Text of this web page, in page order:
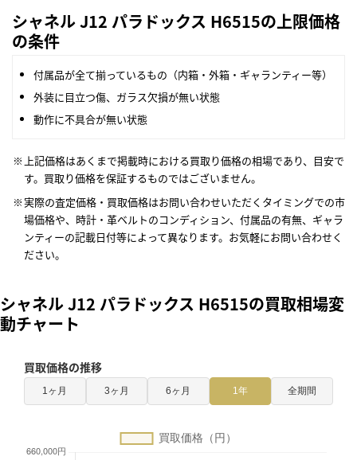
シャネル J12 パラドックス H6515の上限価格
の条件
付属品が全て揃っているもの（内箱・外箱・ギャランティー等）
外装に目立つ傷、ガラス欠損が無い状態
動作に不具合が無い状態
上記価格はあくまで掲載時における買取り価格の相場であり、目安で
す。買取り価格を保証するものではございません。
実際の査定価格・買取価格はお問い合わせいただくタイミングでの市
場価格や、時計・革ベルトのコンディション、付属品の有無、ギャラ
ンティーの記載日付等によって異なります。お気軽にお問い合わせく
ださい。
シャネル J12 パラドックス H6515の買取相場変
動チャート
買取価格の推移
1ヶ月 3ヶ月 6ヶ月 1年 全期間